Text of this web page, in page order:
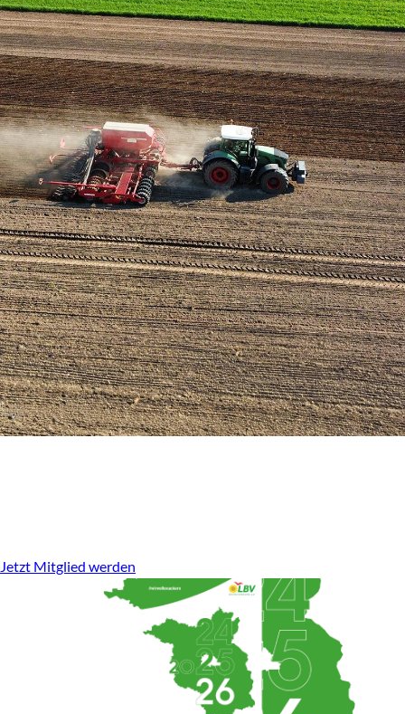
Jetzt Mitglied werden